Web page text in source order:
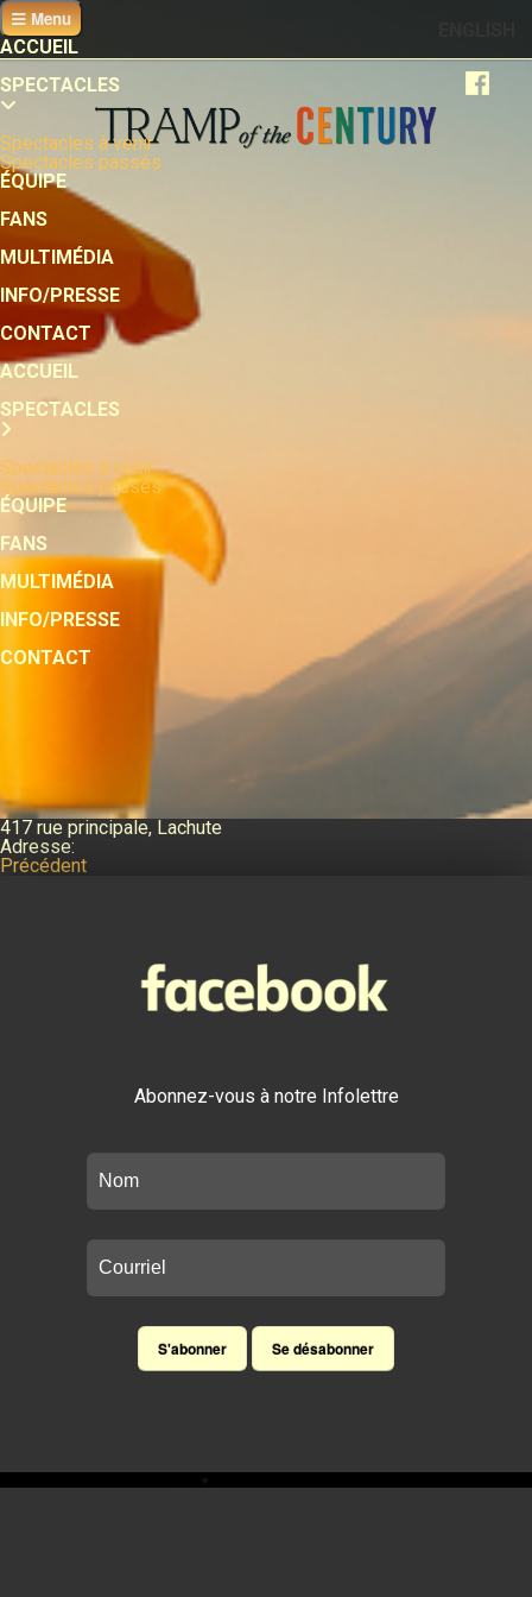
Menu
ACCUEIL
SPECTACLES
Spectacles à venir
Spectacles passés
ÉQUIPE
FANS
MULTIMÉDIA
INFO/PRESSE
CONTACT
ACCUEIL
SPECTACLES
Spectacles à venir
Spectacles passés
ÉQUIPE
FANS
MULTIMÉDIA
INFO/PRESSE
CONTACT
417 rue principale, Lachute
Adresse:
Précédent
Abonnez-vous à notre Infolettre